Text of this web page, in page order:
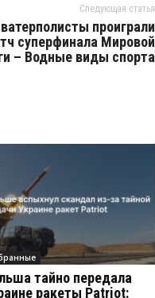
Следующая статья
проиграли
суперфинала Мировой
– Водные виды спорта
тайно передала
ракеты Patriot: